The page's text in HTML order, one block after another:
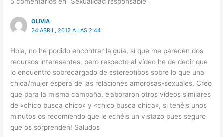
OLIVIA
24 ABRIL, 2012 A LAS 2:44
Hola, no he podido encontrar la guía, sí que me parecen dos
recursos interesantes, pero respecto al vídeo he de decir que
lo encuentro sobrecargado de estereotipos sobre lo que una
chica/mujer espera de las relaciones amorosas-sexuales. Creo
que para la misma campaña, elaboraron otros vídeos similares
de «chico busca chico» y «chico busca chica», si tenéis unos
minutos os recomiendo que le echéis un vistazo pues seguro
que os sorprenden! Saludos